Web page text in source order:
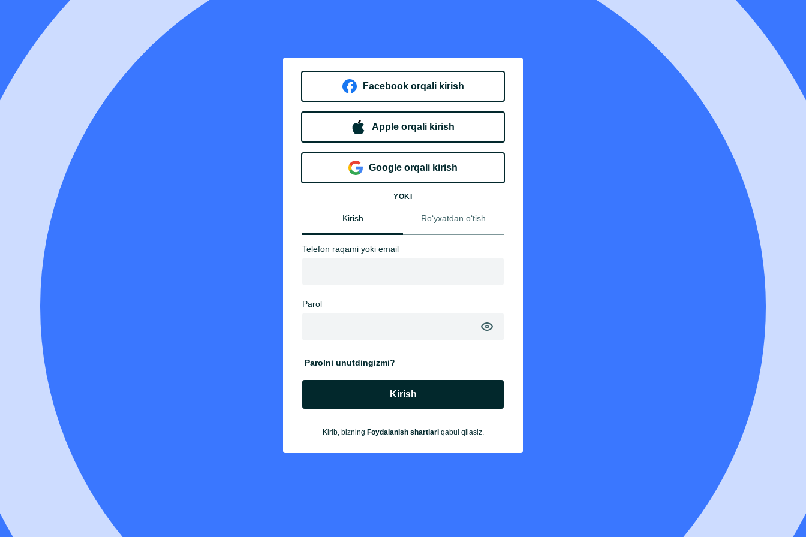
Facebook orqali kirish​
Apple orqali kirish
Goo​g​le orqali kirish
YOKI
Kirish Ro‘yxatdan o‘tish
Telefon raqami yoki email
Parol
Parolni unutdingizmi?
Kirish
Kirib, bizning Foydalanish shartlariqabul qilasiz.